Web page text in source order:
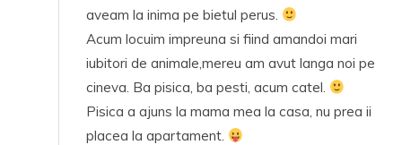
aveam la inima pe bietul perus.
Acum locuim impreuna si fiind amandoi mari
iubitori de animale,mereu am avut langa noi pe
cineva. Ba pisica, ba pesti, acum catel.
Pisica a ajuns la mama mea la casa, nu prea ii
placea la apartament.